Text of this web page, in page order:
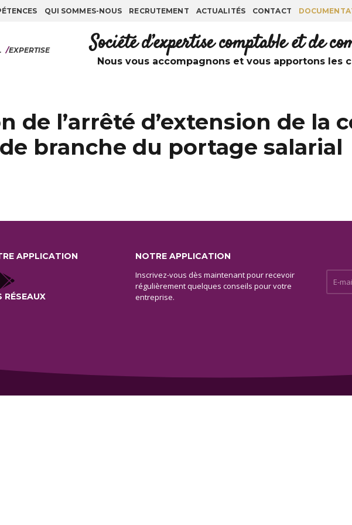
QUI SOMMES-NOUS RECRUTEMENT ACTUALITÉS CONTACT
/EXPERTISE Société d’expertise comptable et de
Nous vous accompagnons et vous apportons les
de l’arrêté d’extension de la
branche du portage salarial
APPLICATION
RÉSEAUX
NOTRE APPLICATION
Inscrivez-vous dès maintenant pour recevoir
régulièrement quelques conseils pour votre
entreprise.